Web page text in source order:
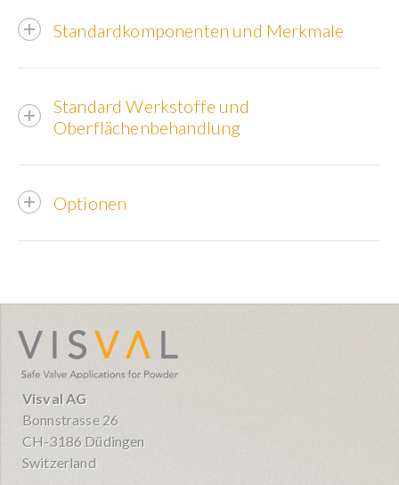
Standardkomponenten und Merkmale
Standard Werkstoffe und
Oberflächenbehandlung
Optionen
Visval AG
Bonnstrasse 26
CH-3186 Düdingen
Switzerland